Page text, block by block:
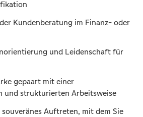
Kundenberatung im Finanz- oder
und Leidenschaft für
gepaart mit einer
und strukturierten Arbeitsweise
Auftreten, mit dem Sie